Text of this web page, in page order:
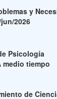
y
2026
Psicología
medio tiempo
de